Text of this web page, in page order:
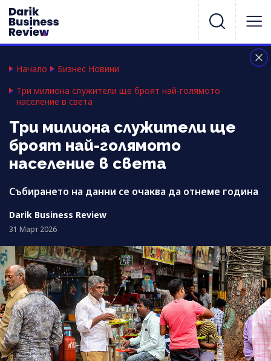
Начало
Бизнес Новини
Три милиона служители ще броят най-голямото
население в света
Три милиона служители ще
броят най-голямото
население в света
Събирането на данни се очаква да отнеме година
Darik Business Review
31 Март 2026